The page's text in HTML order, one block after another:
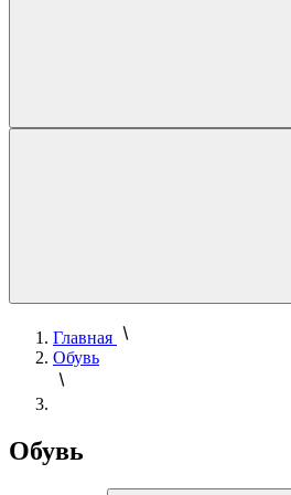
Главная
Обувь
Обувь